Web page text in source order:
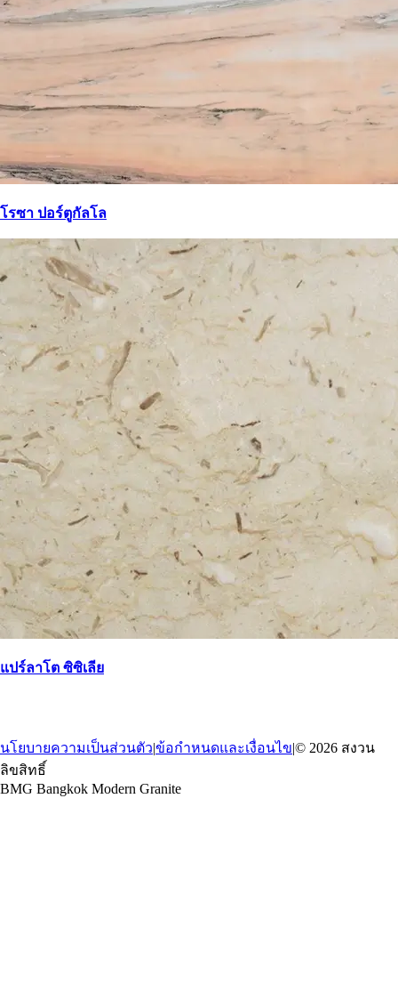
โรซา ปอร์ตูกัลโล
แปร์ลาโต ซิซิเลีย
นโยบายความเป็นส่วนตัว|ข้อกำหนดและเงื่อนไข|© 2026 สงวน
ลิขสิทธิ์
BMG Bangkok Modern Granite